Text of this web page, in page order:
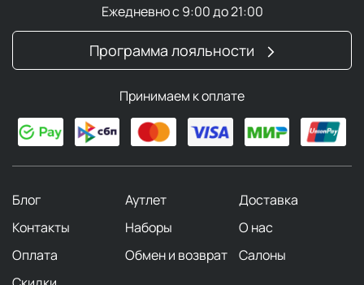
Ежедневно с 9:00 до 21:00
Программа лояльности
Принимаем к оплате
Блог Аутлет
Доставка
Контакты
Наборы
О нас
Оплата
Обмен и возврат
Салоны